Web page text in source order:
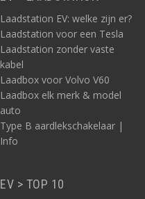
Laadstation EV: welke zijn er?
Laadstation voor een Tesla
Laadstation zonder vaste
kabel
Laadbox voor Volvo V60
Laadbox elk merk & model
auto
Type B aardlekschakelaar |
Info
EV > TOP 10